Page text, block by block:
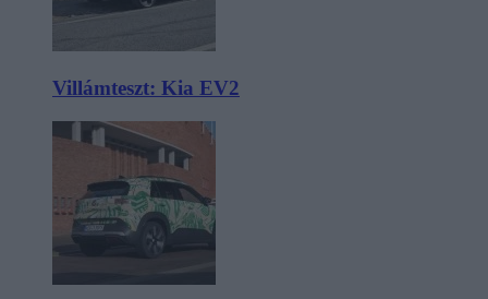
Villámteszt: Kia EV2